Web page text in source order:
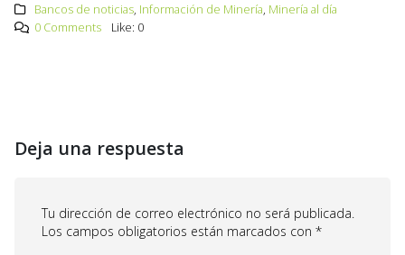
Bancos de noticias, Información de Minería, Minería al día
0 Comments
Like: 0
Deja una respuesta
Tu dirección de correo electrónico no será publicada.
Los campos obligatorios están marcados con *